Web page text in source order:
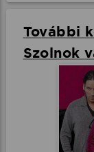
További
Szolnok